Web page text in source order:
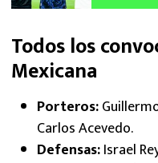
Todos los
Mexicana
Porteros:
Carlos Acevedo.
Defensas:Israel